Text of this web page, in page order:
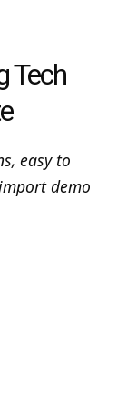
Tech
easy to
demo